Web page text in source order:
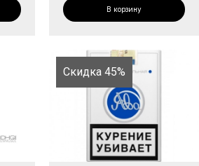
В корзину
Скидка 45%